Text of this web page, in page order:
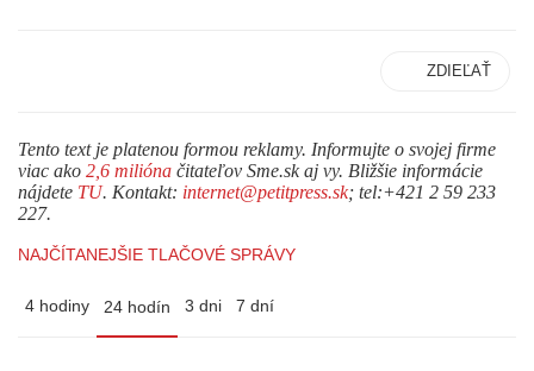
ZDIEĽAŤ
Tento text je platenou formou reklamy. Informujte o svojej firme
viac ako 2,6 milióna čitateľov Sme.sk aj vy. Bližšie informácie
nájdete TU. Kontakt: internet@petitpress.sk; tel:+421 2 59 233
227.
NAJČÍTANEJŠIE TLAČOVÉ SPRÁVY
4 hodiny 24 hodín 3 dni 7 dní